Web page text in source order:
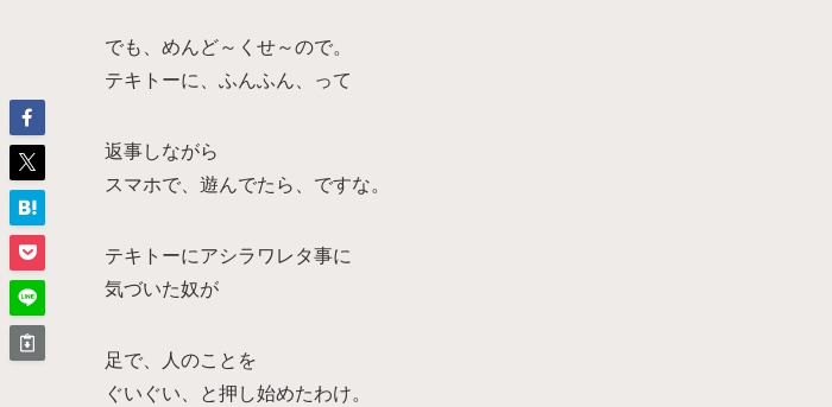
でも、めんど～くせ～ので。
テキトーに、ふんふん、って
返事しながら
スマホで、遊んでたら、ですな。
テキトーにアシラワレタ事に
気づいた奴が
足で、人のことを
ぐいぐい、と押し始めたわけ。